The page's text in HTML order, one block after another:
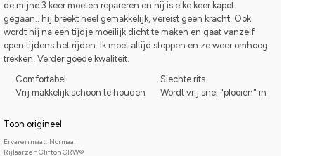
de mijne 3 keer moeten repareren en hij is elke keer kapot
gegaan.. hij breekt heel gemakkelijk, vereist geen kracht. Ook
wordt hij na een tijdje moeilijk dicht te maken en gaat vanzelf
open tijdens het rijden. Ik moet altijd stoppen en ze weer omhoog
trekken. Verder goede kwaliteit.
Comfortabel
Vrij makkelijk schoon te houden
Slechte rits
Wordt vrij snel "plooien" in
Toon origineel
Ervaren maat: Normaal
Rijlaarzen Clifton CRW®